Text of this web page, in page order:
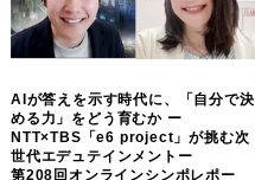
AIが答えを示す時代に、「自分で決
める力」をどう育むか ー
NTT×TBS「e6 project」が挑む次
世代エデュテインメントー
第208回オンラインシンポレポー